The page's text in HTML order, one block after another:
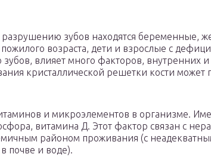
разрушению зубов находятся беременные,
возраста, дети и взрослые с
влияет много факторов, внутренних
кристаллической решетки кости может
и микроэлементов в организме.
витамина Д. Этот фактор связан с
районом проживания (с
почве и воде).